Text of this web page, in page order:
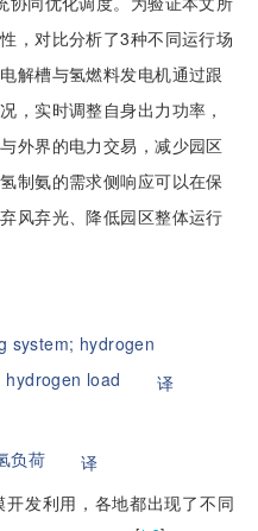
，对比分析了3种不同运行场
解槽与氢燃料发电机通过跟
，实时调整自身出力功率，
外界的电力交易，减少园区
制氨的需求侧响应可以在保
风弃光、降低园区整体运行
system; hydrogen
hydrogen load 译
负荷
译
发利用，各地都出现了不同